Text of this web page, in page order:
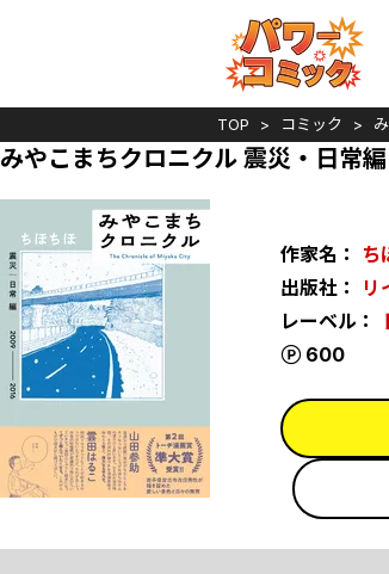
TOP コミック
みやこまちクロニクル 震災・日常編
作家名： ち
出版社：
リ
レーベル：
600